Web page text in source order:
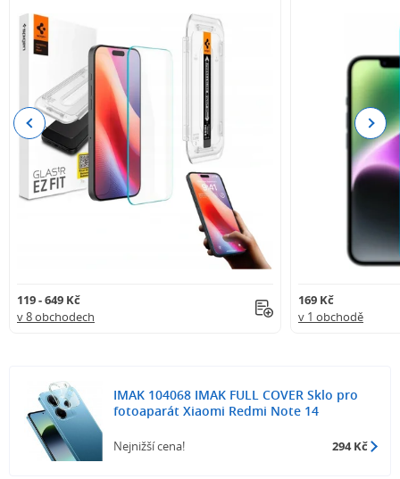
119 - 649 Kč
v 8 obchodech
169 Kč
v 1 obchodě
Previous Next
IMAK 104068 IMAK FULL COVER Sklo pro
fotoaparát Xiaomi Redmi Note 14
Nejnižší cena! 294 Kč